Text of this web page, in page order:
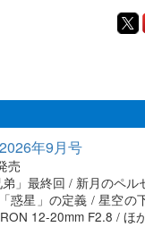
年9月号
売
弟」最終回 / 新月のペ
惑星」の定義 / 星空の
12-20mm F2.8 / ほ